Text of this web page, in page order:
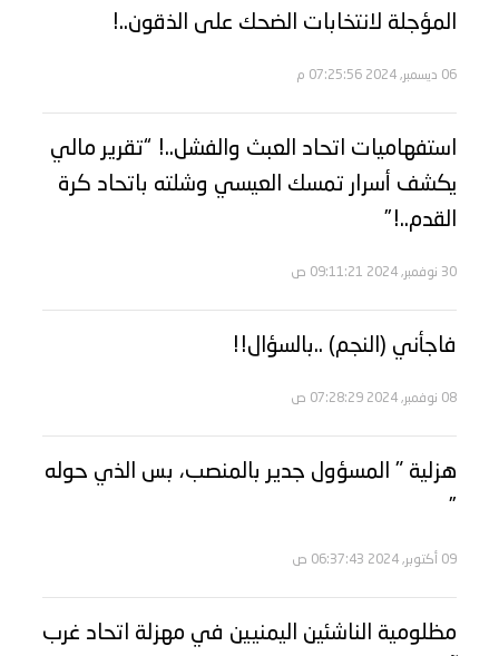
المؤجلة لانتخابات الضحك على الذقون..!
06 ديسمبر, 2024 07:25:56 م
استفهاميات اتحاد العبث والفشل..! “تقرير مالي
يكشف أسرار تمسك العيسي وشلته باتحاد كرة
القدم..!”
30 نوفمبر, 2024 09:11:21 ص
فاجأني (النجم) ..بالسؤال!!
08 نوفمبر, 2024 07:28:29 ص
هزلية " المسؤول جدير بالمنصب، بس الذي حوله
”
09 أكتوبر, 2024 06:37:43 ص
مظلومية الناشئين اليمنيين في مهزلة اتحاد غرب